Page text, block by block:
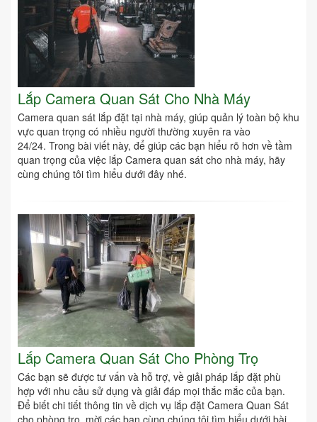
Lắp Camera Quan Sát Cho Nhà Máy
Camera quan sát lắp đặt tại nhà máy, giúp quản lý toàn bộ khu
vực quan trọng có nhiều người thường xuyên ra vào
24/24. Trong bài viết này, để giúp các bạn hiểu rõ hơn về tầm
quan trọng của việc lắp Camera quan sát cho nhà máy, hãy
cùng chúng tôi tìm hiểu dưới đây nhé.
Lắp Camera Quan Sát Cho Phòng Trọ
Các bạn sẽ được tư vấn và hỗ trợ, về giải pháp lắp đặt phù
hợp với nhu cầu sử dụng và giải đáp mọi thắc mắc của bạn.
Để biết chi tiết thông tin về dịch vụ lắp đặt Camera Quan Sát